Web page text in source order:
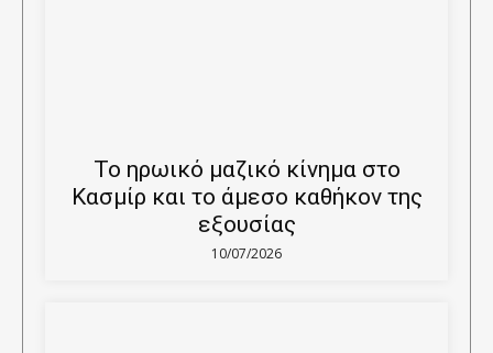
Το ηρωικό μαζικό κίνημα στο
Κασμίρ και το άμεσο καθήκον της
εξουσίας
10/07/2026